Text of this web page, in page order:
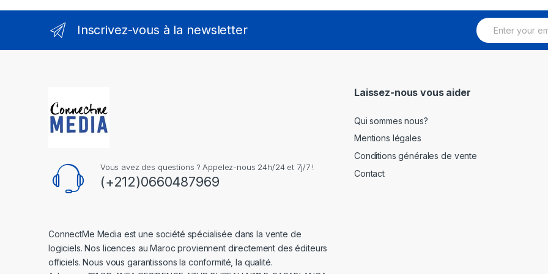
Inscrivez-vous à la newsletter
E
m
Vous avez des questions ? Appelez-nous 24h/24 et 7j/7 !
(+212)0660487969
ConnectMe Media est une société spécialisée dans la vente de
logiciels. Nos licences au Maroc proviennent directement des éditeurs
officiels. Nous vous garantissons la conformité, la qualité.
Laissez-nous vous aider
Qui sommes nous?
Mentions légales
Conditions générales de vente
Contact